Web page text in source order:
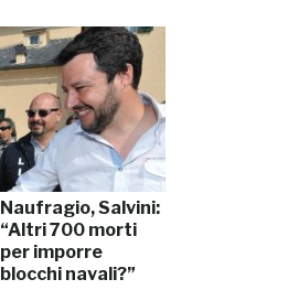
Naufragio, Salvini:
“Altri 700 morti
per imporre
blocchi navali?”